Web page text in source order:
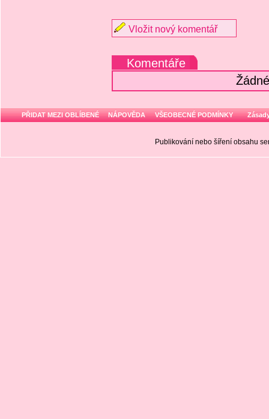
Vložit nový komentář
Komentáře
PŘIDAT MEZI OBLÍBENÉ NÁPOVĚDA VŠEOBECNÉ PODMÍNKY
Publikování nebo šíření obsahu